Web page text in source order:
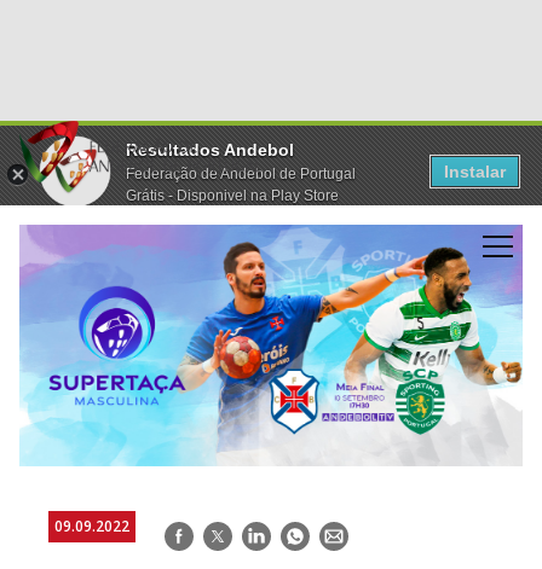
Resultados Andebol
Federação de Andebol de Portugal
Grátis - Disponivel na Play Store
Instalar
09.09.2022 Facebook
TwitterLinkedInWhatsApp
E-